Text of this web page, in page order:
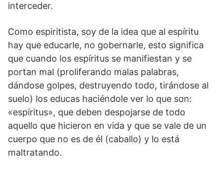
interceder.
Como espiritista, soy de la idea que al espíritu
hay que educarle, no gobernarle, esto significa
que cuando los espíritus se manifiestan y se
portan mal (proliferando malas palabras,
dándose golpes, destruyendo todo, tirándose al
suelo) los educas haciéndole ver lo que son:
«espíritus», que deben despojarse de todo
aquello que hicieron en vida y que se vale de un
cuerpo que no es de él (caballo) y lo está
maltratando.